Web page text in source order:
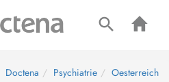
Doctena Psychiatrie Oesterreich